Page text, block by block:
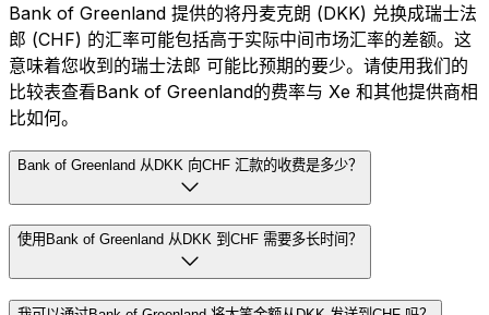
Bank of Greenland 提供的将丹麦克朗 (DKK) 兑换成瑞士法
郎 (CHF) 的汇率可能包括高于实际中间市场汇率的差额。这
意味着您收到的瑞士法郎 可能比预期的要少。请使用我们的
比较表查看Bank of Greenland的费率与 Xe 和其他提供商相
比如何。
Bank of Greenland 从DKK 向CHF 汇款的收费是多少？
使用Bank of Greenland 从DKK 到CHF 需要多长时间？